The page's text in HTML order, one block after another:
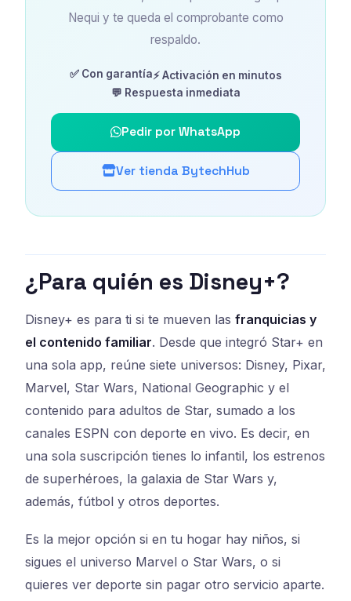
Nequi y te queda el comprobante como
respaldo.
✅ Con garantía⚡ Activación en minutos
💬 Respuesta inmediata
Pedir por WhatsApp
Ver tienda BytechHub
¿Para quién es Disney+?
Disney+ es para ti si te mueven las franquicias y
el contenido familiar. Desde que integró Star+ en
una sola app, reúne siete universos: Disney, Pixar,
Marvel, Star Wars, National Geographic y el
contenido para adultos de Star, sumado a los
canales ESPN con deporte en vivo. Es decir, en
una sola suscripción tienes lo infantil, los estrenos
de superhéroes, la galaxia de Star Wars y,
además, fútbol y otros deportes.
Es la mejor opción si en tu hogar hay niños, si
sigues el universo Marvel o Star Wars, o si
quieres ver deporte sin pagar otro servicio aparte.